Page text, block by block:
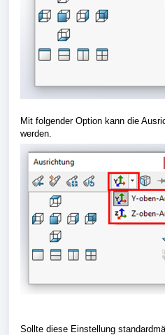
Mit folgender Option kann die
werden.
Sollte diese Einstellung